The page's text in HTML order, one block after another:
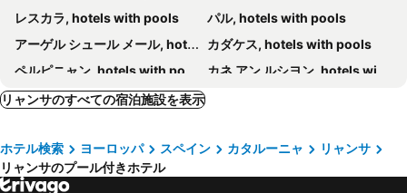
レスカラ, hotels with pools
パル, hotels with pools
アーゲル シュール メール, hotels with pools
カダケス, hotels with pools
ペルピニャン, hotels with pools
カネ アン ルシヨン, hotels with pools
トロエッリャ デ モントグリ, hotels with pools
コリウール, hotels with pools
パラフルヘル, hotels with pools
San Pedro Pescador, hotels with pools
ポール ヴァンドル, hotels with pools
リャンサのすべての宿泊施設を表示
ホテル検索 ヨーロッパ スペイン カタルーニャ
リャンサ
リャンサのプール付きホテル